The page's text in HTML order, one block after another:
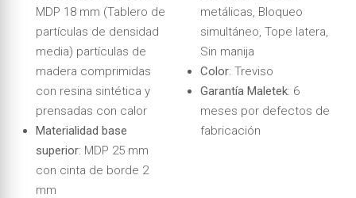
MDP 18 mm (Tablero de
partículas de densidad
media) partículas de
madera comprimidas
con resina sintética y
prensadas con calor
Materialidad base
superior: MDP 25 mm
con cinta de borde 2
mm
metálicas, Bloqueo
simultáneo, Tope latera,
Sin manija
Color: Treviso
Garantía Maletek: 6
meses por defectos de
fabricación